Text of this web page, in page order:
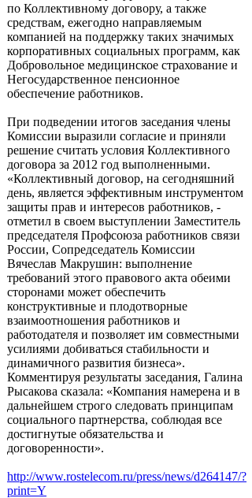
по Коллективному договору, а также
средствам, ежегодно направляемым
компанией на поддержку таких значимых
корпоративных социальных программ, как
Добровольное медицинское страхование и
Негосударственное пенсионное
обеспечение работников.
При подведении итогов заседания члены
Комиссии выразили согласие и приняли
решение считать условия Коллективного
договора за 2012 год выполненными.
«Коллективный договор, на сегодняшний
день, является эффективным инструментом
защиты прав и интересов работников, -
отметил в своем выступлении Заместитель
председателя Профсоюза работников связи
России, Сопредседатель Комиссии
Вячеслав Макрушин: выполнение
требований этого правового акта обеими
сторонами может обеспечить
конструктивные и плодотворные
взаимоотношения работников и
работодателя и позволяет им совместными
усилиями добиваться стабильности и
динамичного развития бизнеса».
Комментируя результаты заседания, Галина
Рысакова сказала: «Компания намерена и в
дальнейшем строго следовать принципам
социального партнерства, соблюдая все
достигнутые обязательства и
договоренности».
http://www.rostelecom.ru/press/news/d264147/?
print=Y